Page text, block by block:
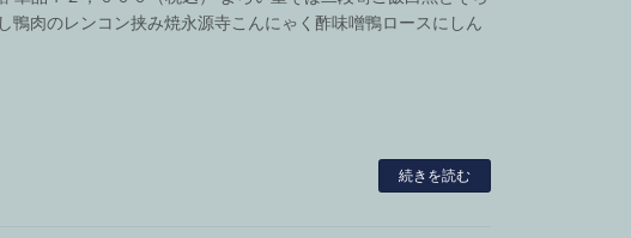
鴨肉のレンコン挟み焼永源寺こんにゃく酢味噌鴨ロースにしん
続きを読む